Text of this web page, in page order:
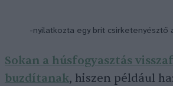
-nyilatkozta egy brit csirketenyésztő
Sokan a húsfogyasztás
buzdítanak, hiszen például